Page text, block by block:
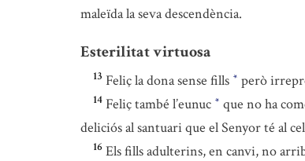
maleïda la seva descendència.
Esterilitat virtuosa
13 Feliç la dona sense fills * però
14 Feliç també l’eunuc * que no ha
deliciós al santuari que el Senyor té al
16 Els fills adulterins, en canvi, no